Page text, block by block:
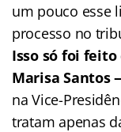
um pouco esse
processo no
Isso só foi feito
Marisa Santos
na Vice-
tratam apenas